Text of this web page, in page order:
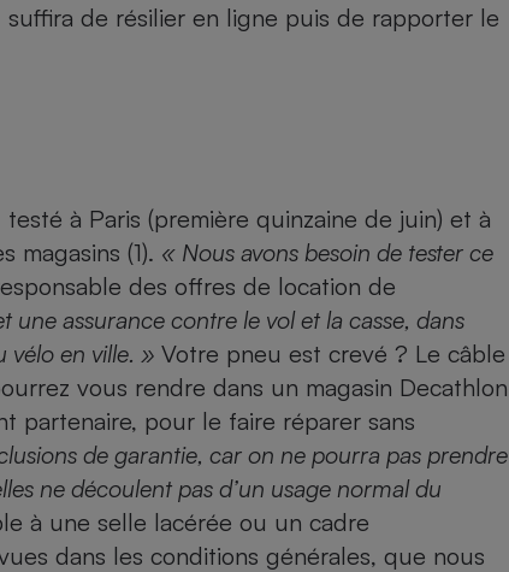
de résilier en ligne puis de rapporter le
à Paris (première quinzaine de juin) et à
magasins (1). « Nous avons besoin de tester ce
des offres de location de
une assurance contre le vol et la casse, dans
vélo en ville. » Votre pneu est crevé ? Le câble
vous rendre dans un magasin Decathlon
partenaire, pour le faire réparer sans
de garantie, car on ne pourra pas prendre
ne découlent pas d’un usage normal du
à une selle lacérée ou un cadre
dans les conditions générales, que nous
Aspirateur
Lessive